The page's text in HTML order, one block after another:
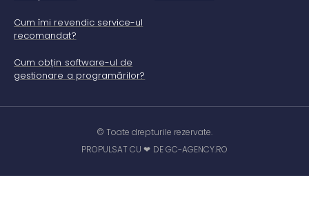
Cum îmi revendic service-ul
recomandat?
Cum obțin software-ul de
gestionare a programărilor?
© Toate drepturile rezervate.
PROPULSAT CU ❤ DE GC-AGENCY.RO